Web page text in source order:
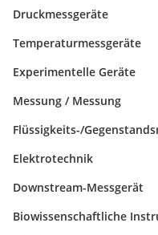
Druckmessgeräte
Temperaturmessgeräte
Experimentelle Geräte
Messung / Messung
Flüssigkeits-/
Elektrotechnik
Downstream-Messgerät
Biowissenschaftliche